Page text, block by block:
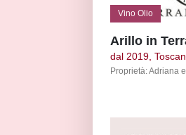
Vino Olio
Arillo in
dal 2019,
Proprietà: Adriana